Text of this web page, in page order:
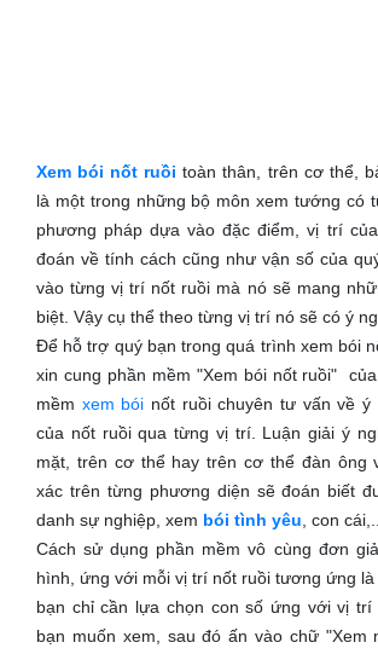
Xem bói nốt ruồi toàn thân, trên cơ thể,
là một trong những bộ môn xem tướng có
phương pháp dựa vào đặc điểm, vị trí
đoán về tính cách cũng như vận số của
vào từng vị trí nốt ruồi mà nó sẽ mang
biệt. Vậy cụ thể theo từng vị trí nó sẽ có ý
Để hỗ trợ quý bạn trong quá trình xem bói
xin cung phần mềm "Xem bói nốt ruồi"
mềm xem bói nốt ruồi chuyên tư vấn về ý
của nốt ruồi qua từng vị trí. Luận giải ý
mặt, trên cơ thể hay trên cơ thể đàn ông
xác trên từng phương diện sẽ đoán biết
danh sự nghiệp, xem bói tình yêu , con cái,...
Cách sử dụng phần mềm vô cùng đơn
hình, ứng với mỗi vị trí nốt ruồi tương ứng
bạn chỉ cần lựa chọn con số ứng với vị trí
bạn muốn xem, sau đó ấn vào chữ "Xem